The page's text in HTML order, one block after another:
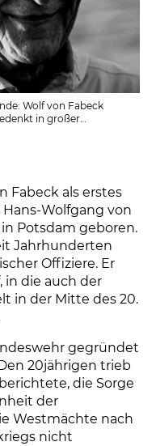
Wolf von Fabeck
in großer
Fabeck als erstes
Wolfgang von
Potsdam geboren.
Jahrhunderten
Offiziere. Er
in die auch der
in der Mitte des 20.
gegründet
20jährigen trieb
die Sorge
der
Westmächte nach
nicht